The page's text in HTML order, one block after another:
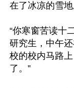
在了冰凉的雪地
“你寒窗苦读十
研究生，中午
校的校内马路
了。”